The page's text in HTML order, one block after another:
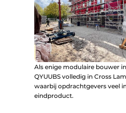
Als enige modulaire bouwer
QYUUBS volledig in Cross
waarbij opdrachtgevers veel
eindproduct.